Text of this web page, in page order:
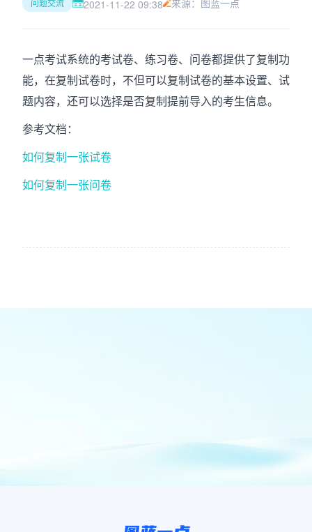
问题交流 2021-11-22 09:38
一点考试系统的考试卷、练习卷、问卷都提供了复制功
能，在复制试卷时，不但可以复制试卷的基本设置、试
题内容，还可以选择是否复制提前导入的考生信息。
参考文档：
如何复制一张试卷
如何复制一张问卷